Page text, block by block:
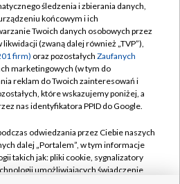
TVP
TVP
prywatności
Moje zgody
Pomoc
Kontakt
śledzenia i zbierania danych,
końcowym i ich
Twoich danych osobowych przez
likwidacji (zwaną dalej również „TVP”),
firm) oraz pozostałych Zaufanych
marketingowych (w tym do
reklam do Twoich zainteresowań i
które wskazujemy poniżej, a
nas identyfikatora PPID do Google.
odwiedzania przez Ciebie naszych
dalej „Portalem”, w tym informacje
takich jak: pliki cookie, sygnalizatory
umożliwiających świadczenie